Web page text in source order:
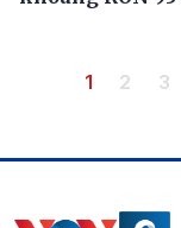
Pagination
Trang hiện
1 Trang
2 3